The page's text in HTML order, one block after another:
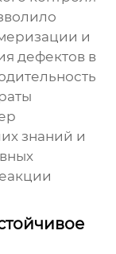
и
дефектов в
знаний и